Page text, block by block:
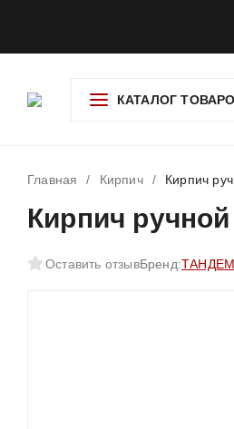
КАТАЛОГ
Главная / Кирпич / Кирпич
Кирпич
Оставить отзывБренд:ТАНДЕМ